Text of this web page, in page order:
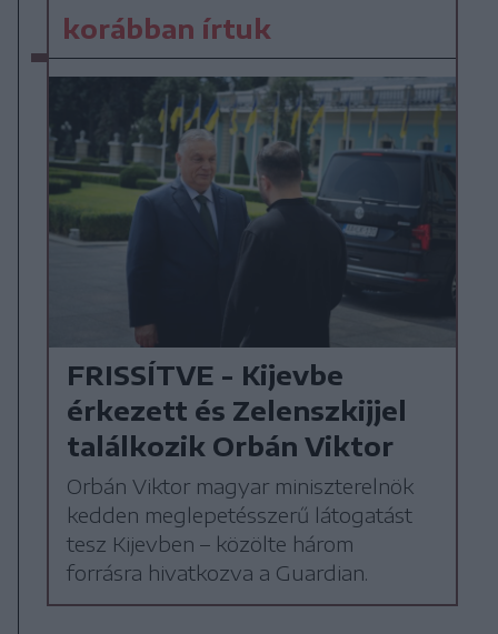
korábban írtuk
FRISSÍTVE - Kijevbe
érkezett és Zelenszkijjel
találkozik Orbán Viktor
Orbán Viktor magyar miniszterelnök
kedden meglepetésszerű látogatást
tesz Kijevben – közölte három
forrásra hivatkozva a Guardian.